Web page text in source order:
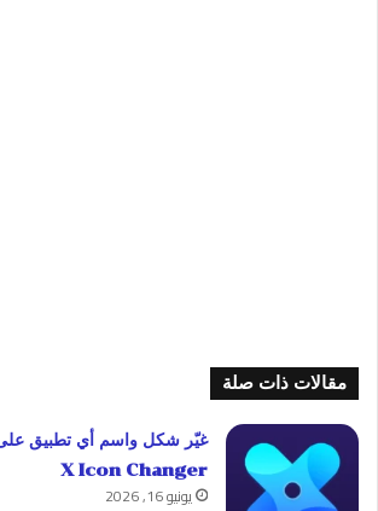
مقالات ذات صلة
غيّر شكل واسم أي تطبيق
X Icon Changer
يونيو 16, 2026